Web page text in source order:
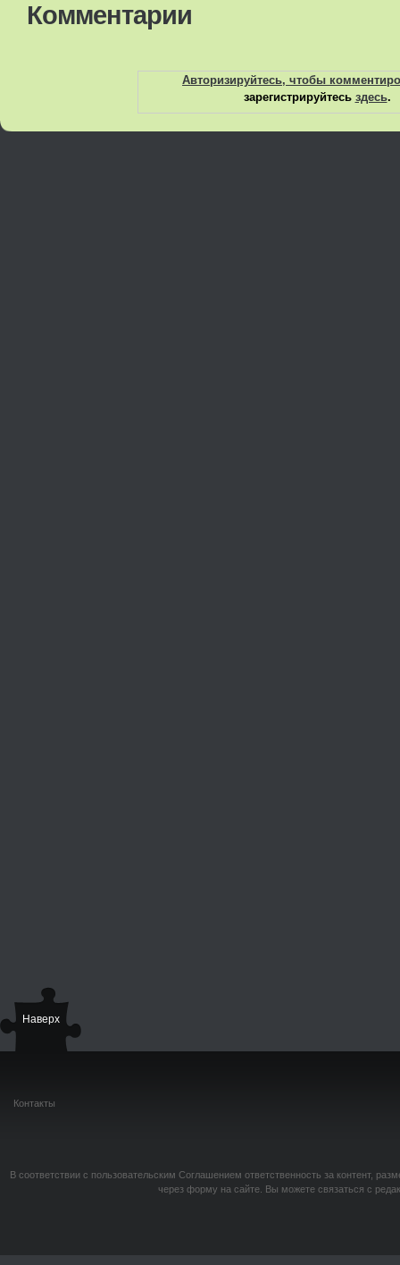
Комментарии
Авторизируйтесь, чтобы
зарегистрируйтесь здесь.
Наверх
Контакты
В соответствии с пользовательским Соглашением ответственность за контент,
через форму на сайте. Вы можете связаться с